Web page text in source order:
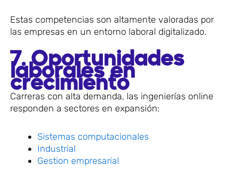
Estas competencias son altamente valoradas por
las empresas en un entorno laboral digitalizado.
7. Oportunidades
laborales en
crecimiento
Carreras con alta demanda, las ingenierías online
responden a sectores en expansión:
Sistemas computacionales
Industrial
Gestion empresarial